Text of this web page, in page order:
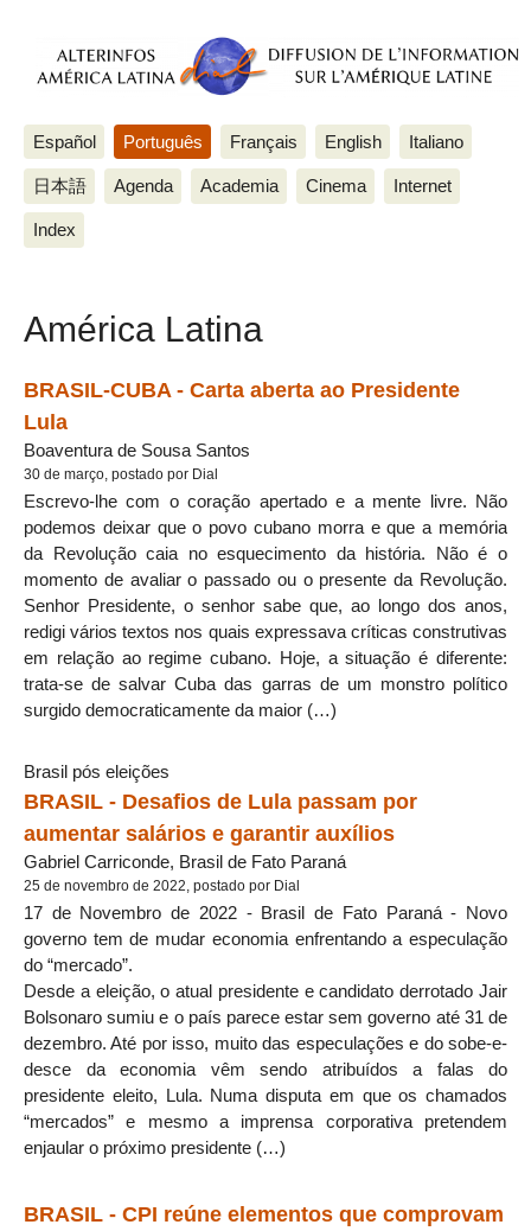
Español Português Français English Italiano
日本語 Agenda Academia Cinema Internet
Index
América Latina
BRASIL-CUBA - Carta aberta ao Presidente
Lula
Boaventura de Sousa Santos
30 de março, postado por Dial
Escrevo-lhe com o coração apertado e a mente livre. Não
podemos deixar que o povo cubano morra e que a memória
da Revolução caia no esquecimento da história. Não é o
momento de avaliar o passado ou o presente da Revolução.
Senhor Presidente, o senhor sabe que, ao longo dos anos,
redigi vários textos nos quais expressava críticas construtivas
em relação ao regime cubano. Hoje, a situação é diferente:
trata-se de salvar Cuba das garras de um monstro político
surgido democraticamente da maior (…)
Brasil pós eleições
BRASIL - Desafios de Lula passam por
aumentar salários e garantir auxílios
Gabriel Carriconde, Brasil de Fato Paraná
25 de novembro de 2022, postado por Dial
17 de Novembro de 2022 - Brasil de Fato Paraná - Novo
governo tem de mudar economia enfrentando a especulação
do “mercado”.
Desde a eleição, o atual presidente e candidato derrotado Jair
Bolsonaro sumiu e o país parece estar sem governo até 31 de
dezembro. Até por isso, muito das especulações e do sobe-e-
desce da economia vêm sendo atribuídos a falas do
presidente eleito, Lula. Numa disputa em que os chamados
“mercados” e mesmo a imprensa corporativa pretendem
enjaular o próximo presidente (…)
BRASIL - CPI reúne elementos que comprovam